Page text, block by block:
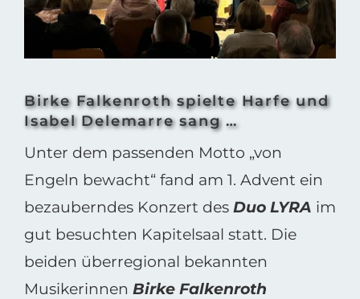
Birke Falkenroth spielte Harfe und
Isabel Delemarre sang …
Unter dem passenden Motto „von
Engeln bewacht“ fand am 1. Advent ein
bezauberndes Konzert desDuo LYRA im
gut besuchten Kapitelsaal statt. Die
beiden überregional bekannten
Musikerinnen Birke Falkenroth